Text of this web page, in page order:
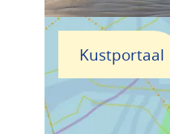
Kustportaal